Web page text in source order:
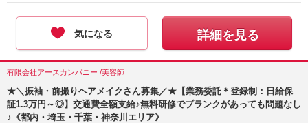
気になる 詳細を見る
有限会社アースカンパニー /美容師
★＼振袖・前撮りヘアメイクさん募集／★【業務委託＊登録制：日給保
証1.3万円～◎】交通費全額支給♪無料研修でブランクがあっても問題なし
♪《都内・埼玉・千葉・神奈川エリア》